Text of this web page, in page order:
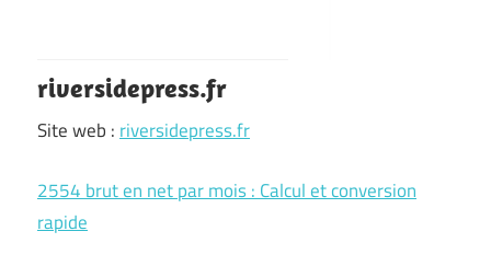
riversidepress.fr
Site web : riversidepress.fr
2554 brut en net par mois : Calcul et conversion
rapide